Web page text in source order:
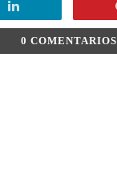
0 COMENTARIOS